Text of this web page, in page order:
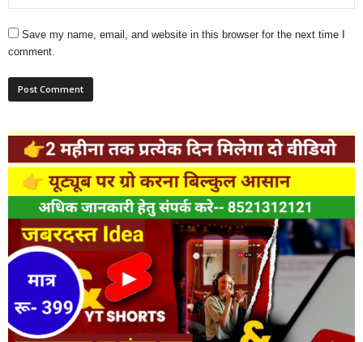
Save my name, email, and website in this browser for the next time I
comment.